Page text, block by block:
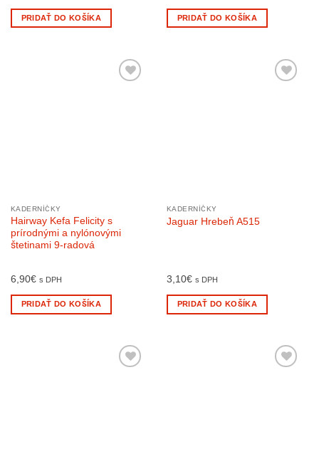
PRIDAŤ DO KOŠÍKA PRIDAŤ DO KOŠÍKA
KADERNÍČKY
Hairway Kefa Felicity s
prírodnými a nylónovými
štetinami 9-radová
6,90€ s DPH
PRIDAŤ DO KOŠÍKA
KADERNÍČKY
Jaguar Hrebeň A515
3,10€ s DPH
PRIDAŤ DO KOŠÍKA